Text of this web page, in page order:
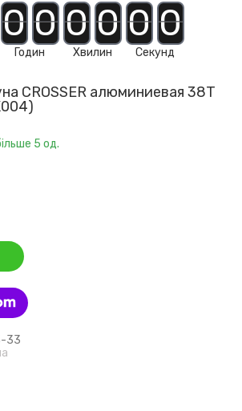
00
Годин
00
Хвилин
00
Секунд
CROSSER алюминиевая 38Т
5 од.
33